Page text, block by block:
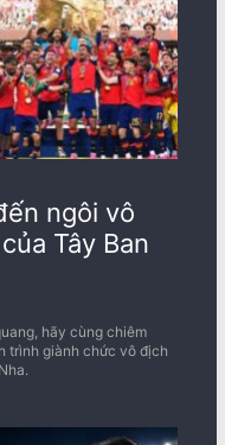
ngôi vô
Tây Ban
hãy cùng chiêm
trình giành chức vô địch